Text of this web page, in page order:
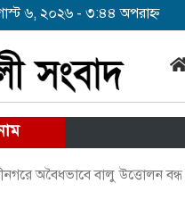
৬, ২০২৬ - ৩:৪৪ অপরাহ্ন
অবৈধভাবে বালু উত্তোলন